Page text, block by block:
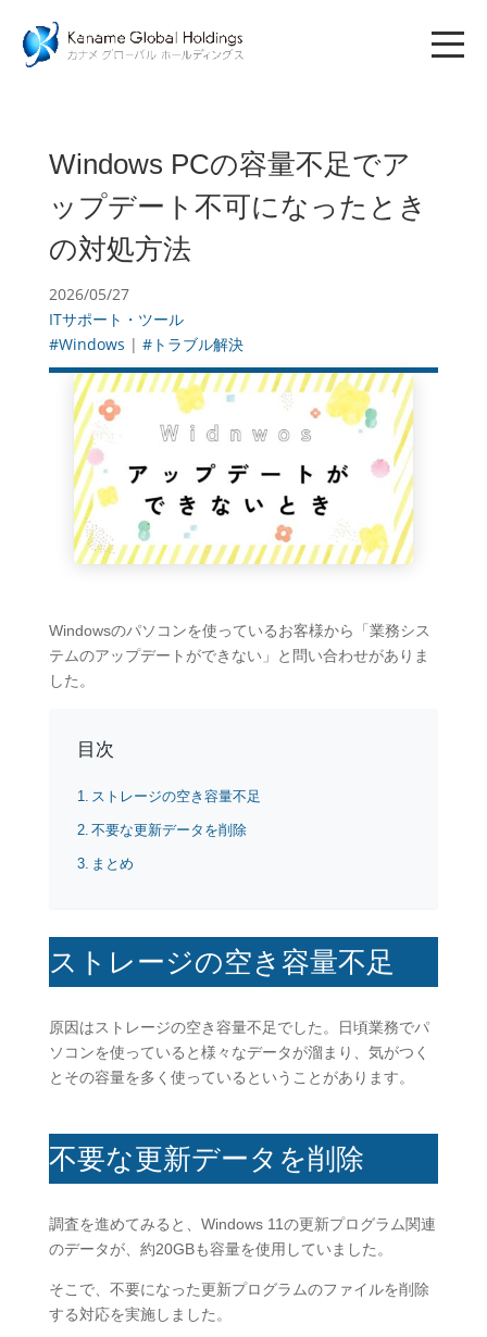
Windows PCの容量不足でア
ップデート不可になったとき
の対処方法
2026/05/27
ITサポート・ツール
#Windows | #トラブル解決
Windowsのパソコンを使っているお客様から「業務シス
テムのアップデートができない」と問い合わせがありま
した。
目次
ストレージの空き容量不足
不要な更新データを削除
まとめ
ストレージの空き容量不足
原因はストレージの空き容量不足でした。日頃業務でパ
ソコンを使っていると様々なデータが溜まり、気がつく
とその容量を多く使っているということがあります。
不要な更新データを削除
調査を進めてみると、Windows 11の更新プログラム関連
のデータが、約20GBも容量を使用していました。
そこで、不要になった更新プログラムのファイルを削除
する対応を実施しました。